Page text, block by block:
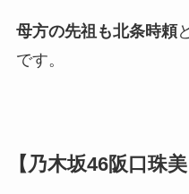
母方の先祖も北条時頼
です。
【乃木坂46阪口珠